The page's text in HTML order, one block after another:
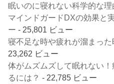
眠いのに寝れない科学的な理
マインドガードDXの効果と
ー - 25,801 ビュー
寝不足な時や疲れが溜まっ
23,262 ビュー
体がムズムズして眠れない
るには？ - 22,785 ビュー